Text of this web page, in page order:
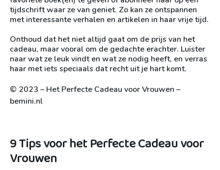
tijdschrift waar ze van geniet. Zo kan ze ontspannen
met interessante verhalen en artikelen in haar vrije tijd.
Onthoud dat het niet altijd gaat om de prijs van het
cadeau, maar vooral om de gedachte erachter. Luister
naar wat ze leuk vindt en wat ze nodig heeft, en verras
haar met iets speciaals dat recht uit je hart komt.
© 2023 – Het Perfecte Cadeau voor Vrouwen –
bemini.nl
9 Tips voor het Perfecte Cadeau voor
Vrouwen